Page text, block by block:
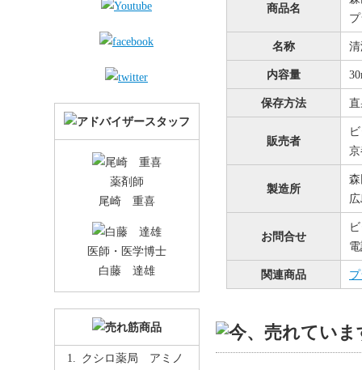
商品名
名称
内容量
保存方法
販売者
製造所
お問合せ
関連商品
薬剤師
尾崎 重喜
医師・医学博士
白藤 達雄
クシロ薬局 アミノ